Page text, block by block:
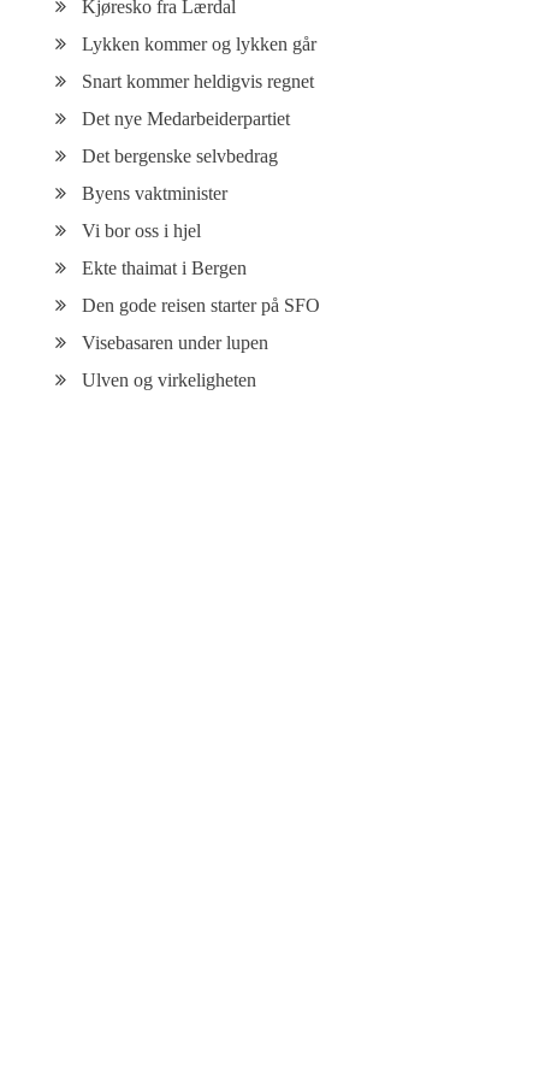
Kjøresko fra Lærdal
Lykken kommer og lykken går
Snart kommer heldigvis regnet
Det nye Medarbeiderpartiet
Det bergenske selvbedrag
Byens vaktminister
Vi bor oss i hjel
Ekte thaimat i Bergen
Den gode reisen starter på SFO
Visebasaren under lupen
Ulven og virkeligheten